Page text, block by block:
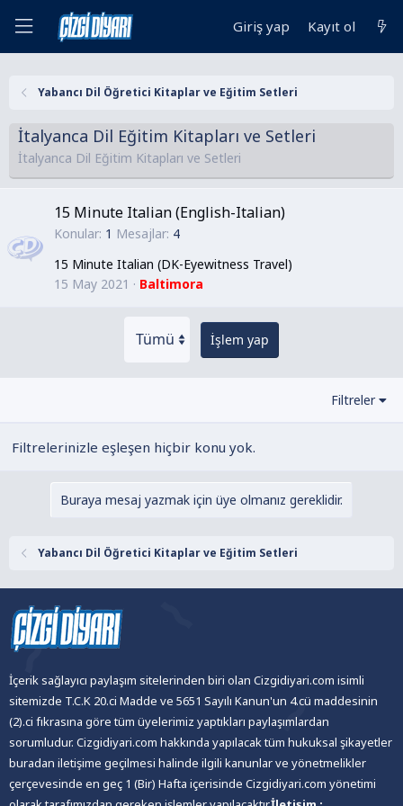
Giriş yap Kayıt ol
Yabancı Dil Öğretici Kitaplar ve Eğitim Setleri
İtalyanca Dil Eğitim Kitapları ve Setleri
İtalyanca Dil Eğitim Kitapları ve Setleri
15 Minute Italian (English-Italian)
Konular 1 Mesajlar 4
15 Minute Italian (DK-Eyewitness Travel)
15 May 2021
Baltimora
İşlem yap
Filtreler
Filtrelerinizle eşleşen hiçbir konu yok.
Buraya mesaj yazmak için üye olmanız gereklidir.
Yabancı Dil Öğretici Kitaplar ve Eğitim Setleri
İçerik sağlayıcı paylaşım sitelerinden biri olan Cizgidiyari.com isimli
sitemizde T.C.K 20.ci Madde ve 5651 Sayılı Kanun'un 4.cü maddesinin
(2).ci fıkrasına göre tüm üyelerimiz yaptıkları paylaşımlardan
sorumludur. Cizgidiyari.com hakkında yapılacak tüm hukuksal şikayetler
buradan iletişime geçilmesi halinde ilgili kanunlar ve yönetmelikler
çerçevesinde en geç 1 (Bir) Hafta içerisinde Cizgidiyari.com yönetimi